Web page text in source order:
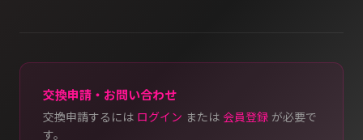
交換申請・お問い合わせ
交換申請するには ログイン または 会員登録 が必要で
す。